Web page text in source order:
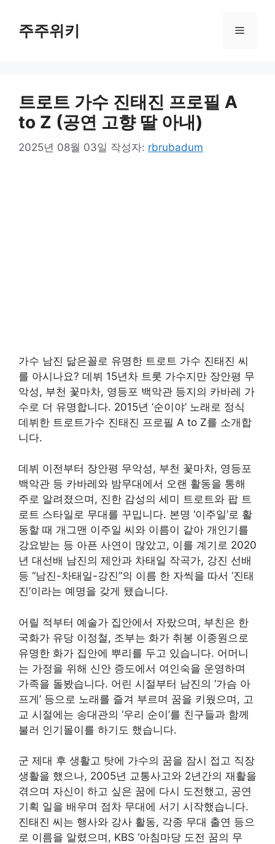
주주위키 메
트로트 가수 진태진 프로필 A
to Z (공연 고향 딸 아내)
2025년 08월 03일 작성자: rbrubadum
가수 남진 닮은꼴로 유명한 트로트 가수 진태진 씨
를 아시나요? 데뷔 15년차 트롯 가수지만 장안평 무
악성, 부천 꽃마차, 영등포 백악관 등지의 카바레 가
수로 더 유명합니다. 2015년 ‘순이야’ 노래로 정식
데뷔한 트로트가수 진태진 프로필 A to Z를 소개합
니다.
데뷔 이전부터 장안평 무악성, 부천 꽃마차, 영등포
백악관 등 카바레와 밤무대에서 오랜 활동을 통해
주로 알려졌으며, 진한 감성의 세미 트로트와 팝 트
로트 스타일로 무대를 꾸밉니다. 본명 ‘이주일’로 활
동할 때 개그맨 이주일 씨와 이름이 같아 개인기를
강요받는 등 아픈 사연이 많았고, 이를 계기로 2020
년 대선배 남진의 제안과 차태일 작곡가, 강진 선배
등 “남진-차태일-강진”의 이름 한 자씩을 따서 ‘진태
진’이라는 예명을 갖게 됐습니다.
어릴 적부터 예술가 집안에서 자랐으며, 부친은 한
국화가 유당 이정철, 조부는 화가 취봉 이종원으로
유명한 화가 집안에 뿌리를 두고 있습니다. 어머니
는 가정을 위해 신안 증도에서 여인숙을 운영하며
가족을 돌봤습니다. 어린 시절부터 남진의 ‘가슴 아
프게’ 등으로 노래를 즐겨 부르며 꿈을 키웠으며, 고
교 시절에는 송대관의 ‘우리 순이’를 친구들과 함께
불러 인기몰이를 하기도 했습니다.
군 제대 후 생활고 탓에 가수의 꿈을 잠시 접고 직장
생활을 했으나, 2005년 교통사고와 2년간의 재활을
겪으며 자신이 하고 싶은 꿈에 다시 도전했고, 공연
기획 일을 배우며 점차 무대에 서기 시작했습니다.
진태진 씨는 행사와 강사 활동, 각종 무대 출연 등으
로 이름을 알렸으며, KBS ‘아침마당 도전 꿈의 무